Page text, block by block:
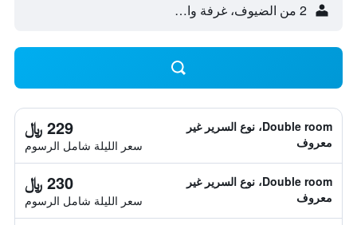
2 من الضيوف، غرفة واحدة
Double room، نوع السرير غير
معروف
229 ﷼
سعر الليلة شامل الرسوم
Double room، نوع السرير غير
معروف
230 ﷼
سعر الليلة شامل الرسوم